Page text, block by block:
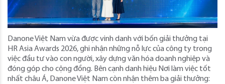
Danone Việt Nam vừa được vinh danh với bốn giải thưởng tại
HR Asia Awards 2026, ghi nhận những nỗ lực của công ty trong
việc đầu tư vào con người, xây dựng văn hóa doanh nghiệp và
đóng góp cho cộng đồng. Bên cạnh danh hiệu Nơi làm việc tốt
nhất châu Á, Danone Việt Nam còn nhận thêm ba giải thưởng: